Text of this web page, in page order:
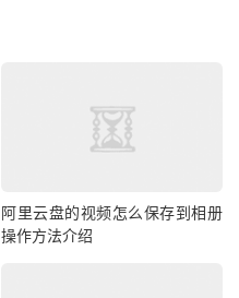
阿里云盘的视频怎么保存到相册
操作方法介绍